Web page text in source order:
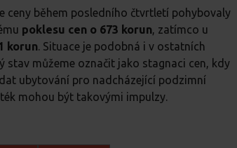
ceny během posledního čtvrtletí pohybovaly
poklesu cen o 673 korun, zatímco u
korun. Situace je podobná i v ostatních
stav můžeme označit jako stagnaci cen, kdy
ubytování pro nadcházející podzimní
mohou být takovými impulzy.